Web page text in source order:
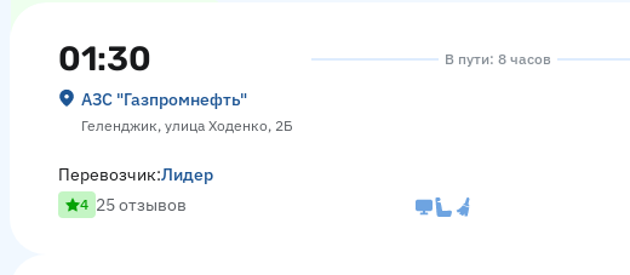
01:30
АЗС "Газпромнефть"
Геленджик, улица Ходенко, 2Б
В пути: 8 часов
Перевозчик:Лидер
4 25 отзывов